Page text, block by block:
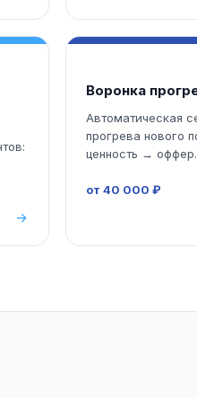
Воронка
Автоматическая
прогрева нового
ценность → оффер.
от 40 000 ₽